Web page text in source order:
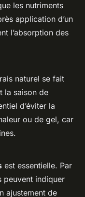
les nutriments
application d’un
l’absorption des
naturel se fait
la saison de
d’éviter la
ou de gel, car
est essentielle. Par
peuvent indiquer
ajustement de